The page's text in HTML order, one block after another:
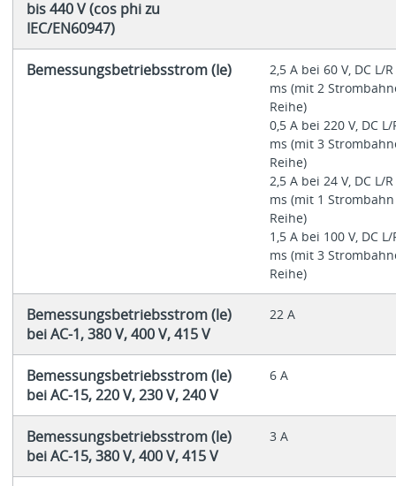
bis 440 V (cos phi zu
IEC/EN60947)
Bemessungsbetriebsstrom (Ie)
2,5 A bei 60 V, DC L/
ms (mit 2
Reihe)
0,5 A bei 220 V, DC L/
ms (mit 3
Reihe)
2,5 A bei 24 V, DC L/
ms (mit 1
Reihe)
1,5 A bei 100 V, DC L/
ms (mit 3
Reihe)
Bemessungsbetriebsstrom (le)
bei AC-1, 380 V, 400 V, 415 V
22 A
Bemessungsbetriebsstrom (le)
bei AC-15, 220 V, 230 V, 240 V
6 A
Bemessungsbetriebsstrom (le)
bei AC-15, 380 V, 400 V, 415 V
3 A